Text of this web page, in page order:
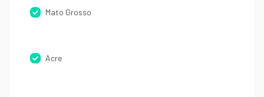
Mato Grosso
Acre